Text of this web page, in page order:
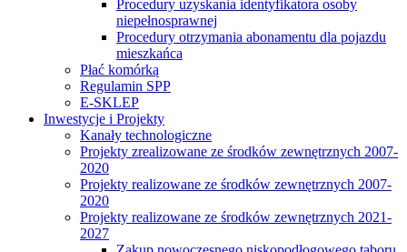
Procedury uzyskania identyfikatora osoby
niepełnosprawnej
Procedury otrzymania abonamentu dla pojazdu
mieszkańca
Płać komórką
Regulamin SPP
E-SKLEP
Inwestycje i Projekty
Kanały technologiczne
Projekty zrealizowane ze środków zewnętrznych 2007-
2020
Projekty realizowane ze środków zewnętrznych 2007-
2020
Projekty realizowane ze środków zewnętrznych 2021-
2027